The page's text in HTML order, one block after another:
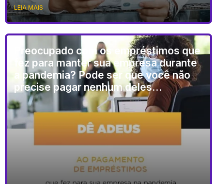
LEIA MAIS
Preocupado com os empréstimos que
fez para manter sua empresa durante
a pandemia? Pode ser que você não
precise pagar nenhum deles…